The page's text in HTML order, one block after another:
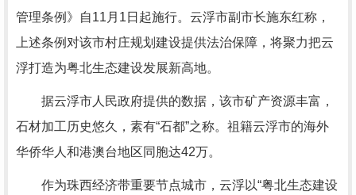
管理条例》自11月1日起施行。云浮市副市长施东红称，
上述条例对该市村庄规划建设提供法治保障，将聚力把云
浮打造为粤北生态建设发展新高地。
据云浮市人民政府提供的数据，该市矿产资源丰富，
石材加工历史悠久，素有“石都”之称。祖籍云浮市的海外
华侨华人和港澳台地区同胞达42万。
作为珠西经济带重要节点城市，云浮以“粤北生态建设